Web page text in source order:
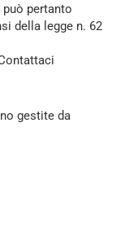
pertanto
della legge n. 62
gestite da